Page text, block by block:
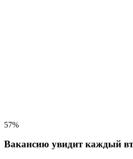
57%
Вакансию увидит каждый